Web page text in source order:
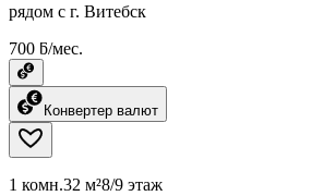
рядом с г. Витебск
700 ƃ/мес.
Конвертер валют
1 комн.32 м²8/9 этаж